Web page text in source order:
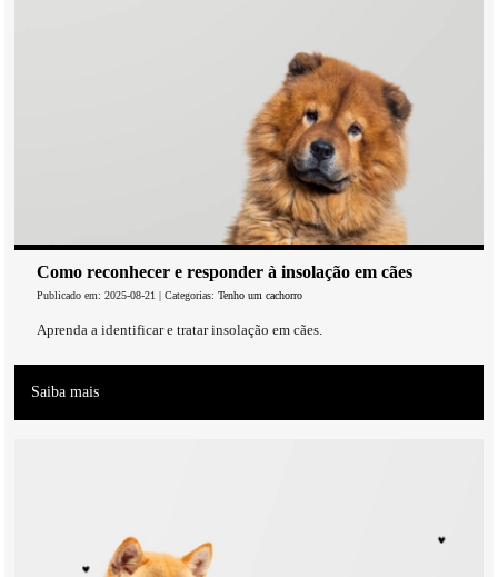
Como reconhecer e responder à insolação em cães
Publicado em: 2025-08-21 | Categorias:Tenho um cachorro
Aprenda a identificar e tratar insolação em cães.
Saiba mais